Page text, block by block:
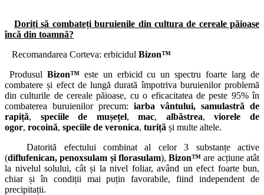
Doriți să combateți buruienile din cultura de cereale păioase
încă din toamnă?
Recomandarea Corteva: erbicidul Bizon™
Produsul Bizon™ este un erbicid cu un spectru foarte larg de
combatere și efect de lungă durată împotriva buruienilor problemă
din culturile de cereale păioase, cu o eficacitatea de peste 95% în
combaterea buruienilor precum: iarba vântului, samulastră de
rapiță, speciile de mușețel,mac, albăstrea,viorele de
ogor, rocoină, speciile de veronica, turiță și multe altele.
Datorită efectului combinat al celor 3 substanțe active
(diflufenican, penoxsulam și florasulam),Bizon™ are acțiune atât
la nivelul solului, cât și la nivel foliar, având un efect foarte bun,
chiar și în condiții mai puțin favorabile, fiind independent de
precipitații.